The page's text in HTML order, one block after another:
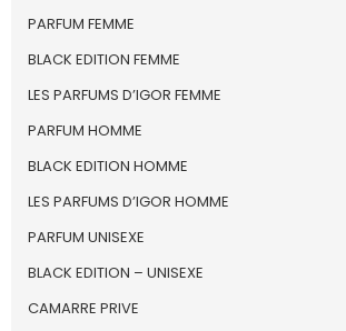
PARFUM FEMME
BLACK EDITION FEMME
LES PARFUMS D’IGOR FEMME
PARFUM HOMME
BLACK EDITION HOMME
LES PARFUMS D’IGOR HOMME
PARFUM UNISEXE
BLACK EDITION – UNISEXE
CAMARRE PRIVE